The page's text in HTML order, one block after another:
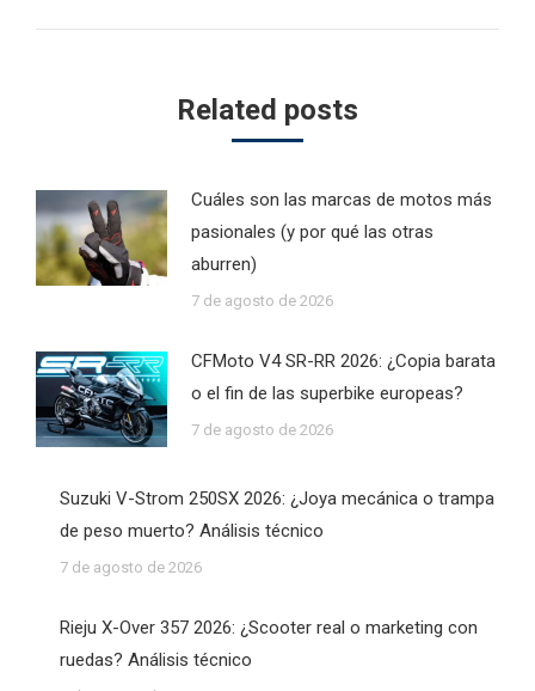
Related posts
Cuáles son las marcas de motos más
pasionales (y por qué las otras
aburren)
7 de agosto de 2026
CFMoto V4 SR-RR 2026: ¿Copia barata
o el fin de las superbike europeas?
7 de agosto de 2026
Suzuki V-Strom 250SX 2026: ¿Joya mecánica o trampa
de peso muerto? Análisis técnico
7 de agosto de 2026
Rieju X-Over 357 2026: ¿Scooter real o marketing con
ruedas? Análisis técnico